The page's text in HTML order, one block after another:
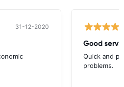
31-12-2020
Good
Quick and
problems.